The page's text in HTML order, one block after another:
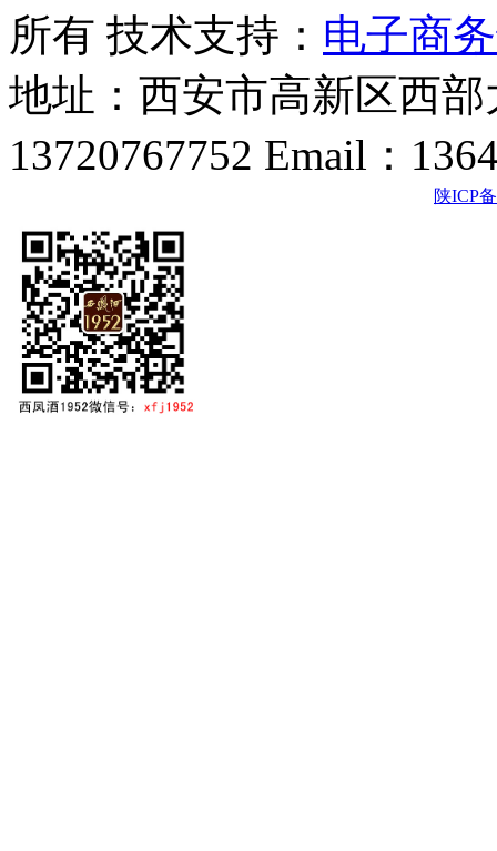
所有 技术支持： 电子商
地址：西安市高新区西
13720767752 Email：
陕ICP